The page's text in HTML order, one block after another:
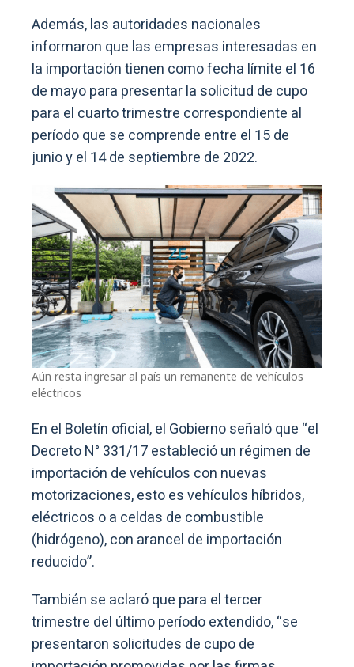
Además, las autoridades nacionales
informaron que las empresas interesadas en
la importación tienen como fecha límite el 16
de mayo para presentar la solicitud de cupo
para el cuarto trimestre correspondiente al
período que se comprende entre el 15 de
junio y el 14 de septiembre de 2022.
Aún resta ingresar al país un remanente de vehículos
eléctricos
En el Boletín oficial, el Gobierno señaló que “el
Decreto N° 331/17 estableció un régimen de
importación de vehículos con nuevas
motorizaciones, esto es vehículos híbridos,
eléctricos o a celdas de combustible
(hidrógeno), con arancel de importación
reducido”.
También se aclaró que para el tercer
trimestre del último período extendido, “se
presentaron solicitudes de cupo de